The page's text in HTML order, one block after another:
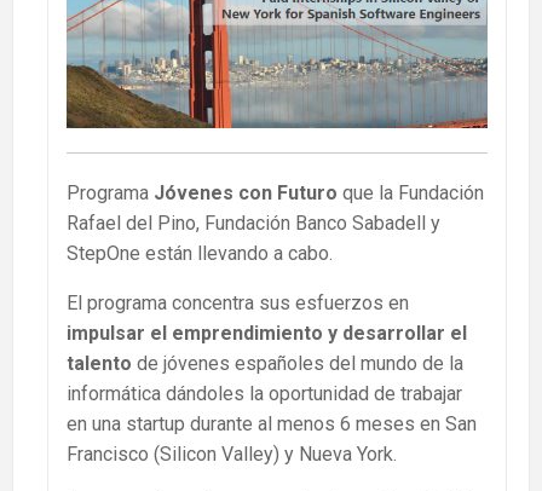
Programa Jóvenes con Futuro que la Fundación
Rafael del Pino, Fundación Banco Sabadell y
StepOne están llevando a cabo.
El programa concentra sus esfuerzos en
impulsar el emprendimiento y desarrollar el
talento de jóvenes españoles del mundo de la
informática dándoles la oportunidad de trabajar
en una startup durante al menos 6 meses en San
Francisco (Silicon Valley) y Nueva York.